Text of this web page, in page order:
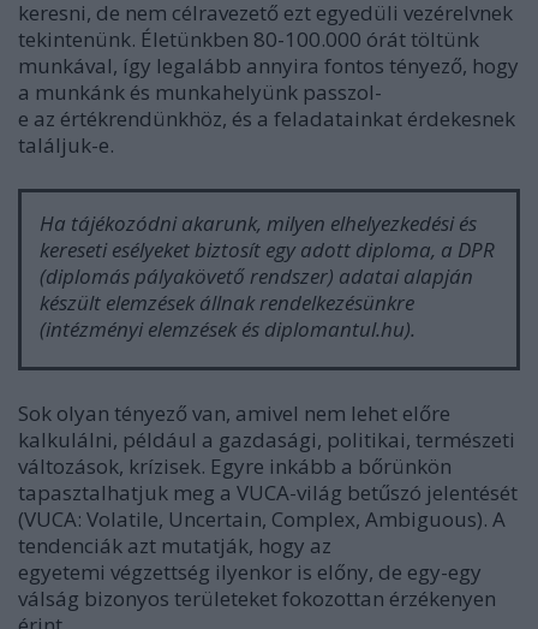
keresni, de nem célravezető ezt egyedüli vezérelvnek
tekintenünk. Életünkben 80-100.000 órát töltünk
munkával, így legalább annyira fontos tényező, hogy
a munkánk és munkahelyünk passzol-
e az értékrendünkhöz, és a feladatainkat érdekesnek
találjuk-e.
Ha tájékozódni akarunk, milyen elhelyezkedési és
kereseti esélyeket biztosít egy adott diploma, a DPR
(diplomás pályakövető rendszer) adatai alapján
készült elemzések állnak rendelkezésünkre
(intézményi elemzések és diplomantul.hu).
Sok olyan tényező van, amivel nem lehet előre
kalkulálni, például a gazdasági, politikai, természeti
változások, krízisek. Egyre inkább a bőrünkön
tapasztalhatjuk meg a VUCA-világ betűszó jelentését
(VUCA: Volatile, Uncertain, Complex, Ambiguous). A
tendenciák azt mutatják, hogy az
egyetemi végzettség ilyenkor is előny, de egy-egy
válság bizonyos területeket fokozottan érzékenyen